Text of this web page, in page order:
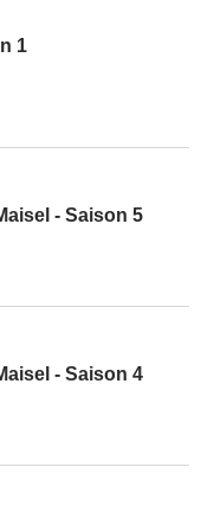
1
- Saison 5
- Saison 4